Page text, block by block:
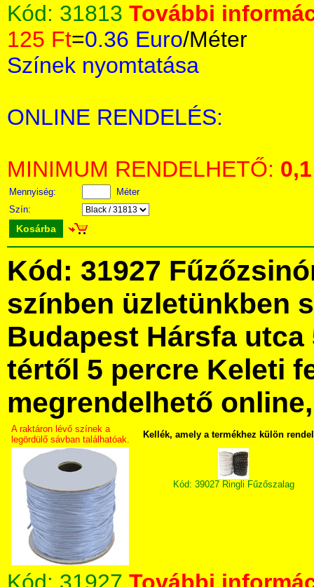
Kód: 31813 További
125 Ft=0.36 Euro/Méter
Színek nyomtatása
ONLINE RENDELÉS:
MINIMUM RENDELHETŐ: 0,1
Mennyiség:
Méter
Szín:
Kosárba
Kód: 31927
színben üzletünkben
Budapest Hársfa utca
tértől 5 percre Keleti
megrendelhető
A raktáron lévő színek a
legördülő sávban találhatóak.
Kellék, amely a termékhez külön
Kód: 39027 Ringli Fűzőszalag